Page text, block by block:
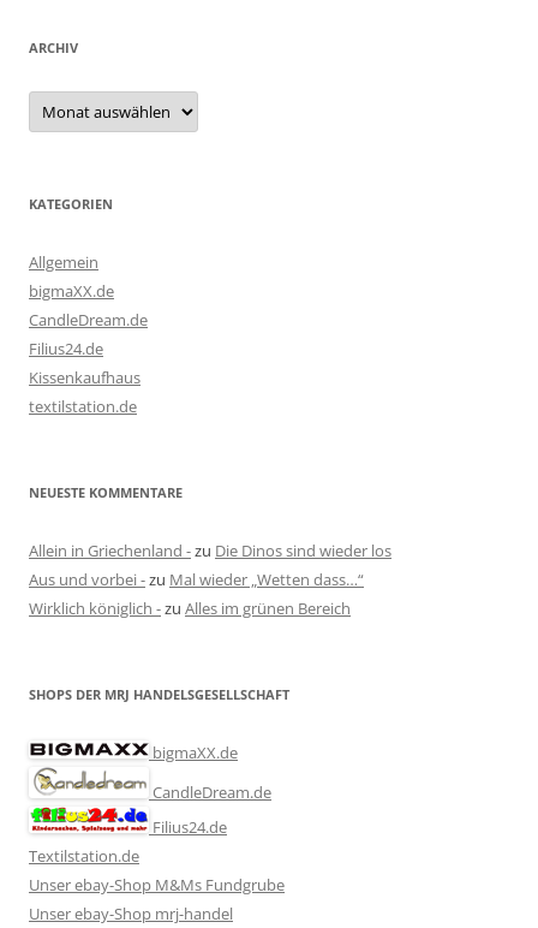
ARCHIV
Archiv
KATEGORIEN
Allgemein
bigmaXX.de
CandleDream.de
Filius24.de
Kissenkaufhaus
textilstation.de
NEUESTE KOMMENTARE
Allein in Griechenland -zu Die Dinos sind wieder los
Aus und vorbei -zu Mal wieder „Wetten dass…“
Wirklich königlich -zu Alles im grünen Bereich
SHOPS DER MRJ HANDELSGESELLSCHAFT
bigmaXX.de
CandleDream.de
Filius24.de
Textilstation.de
Unser ebay-Shop M&Ms Fundgrube
Unser ebay-Shop mrj-handel